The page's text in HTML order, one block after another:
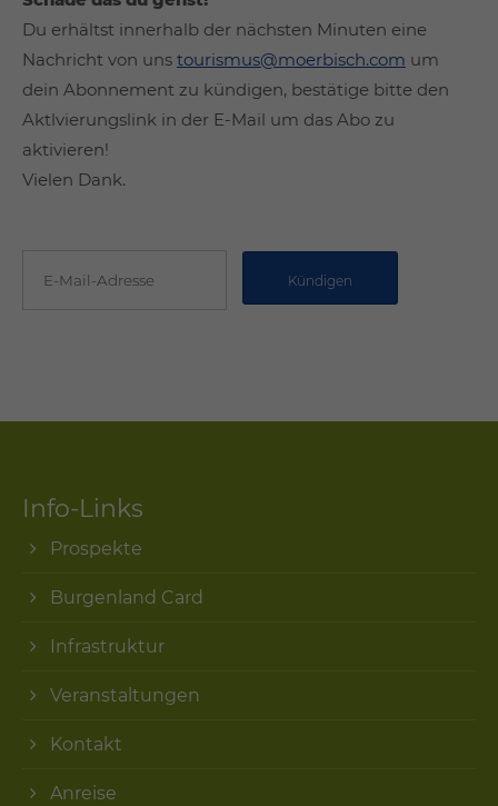
Du erhältst innerhalb der nächsten Minuten eine
Nachricht von uns tourismus@moerbisch.com um
dein Abonnement zu kündigen, bestätige bitte den
Aktlvierungslink in der E-Mail um das Abo zu
aktivieren!
Vielen Dank.
Info-Links
Prospekte
Burgenland Card
Infrastruktur
Veranstaltungen
Kontakt
Anreise